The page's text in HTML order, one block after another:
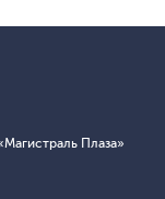
Плаза»